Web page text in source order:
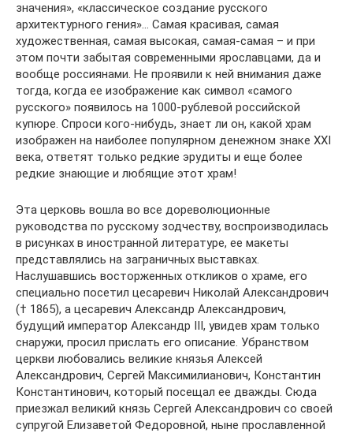
значения», «классическое создание русского
архитектурного гения»… Самая красивая, самая
художественная, самая высокая, самая-самая – и при
этом почти забытая современными ярославцами, да и
вообще россиянами. Не проявили к ней внимания даже
тогда, когда ее изображение как символ «самого
русского» появилось на 1000-рублевой российской
купюре. Спроси кого-нибудь, знает ли он, какой храм
изображен на наиболее популярном денежном знаке XXI
века, ответят только редкие эрудиты и еще более
редкие знающие и любящие этот храм!
Эта церковь вошла во все дореволюционные
руководства по русскому зодчеству, воспроизводилась
в рисунках в иностранной литературе, ее макеты
представлялись на заграничных выставках.
Наслушавшись восторженных откликов о храме, его
специально посетил цесаревич Николай Александрович
(† 1865), а цесаревич Александр Александрович,
будущий император Александр III, увидев храм только
снаружи, просил прислать его описание. Убранством
церкви любовались великие князья Алексей
Александрович, Сергей Максимилианович, Константин
Константинович, который посещал ее дважды. Сюда
приезжал великий князь Сергей Александрович со своей
супругой Елизаветой Федоровной, ныне прославленной